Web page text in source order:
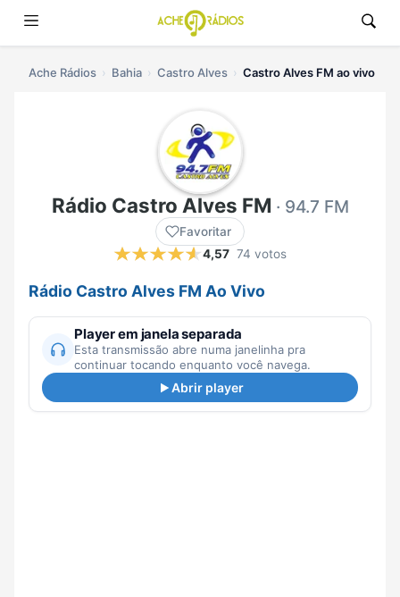
Ache Rádios Bahia Castro Alves Castro Alves FM ao vivo
Rádio Castro Alves FM · 94.7 FM
Favoritar
4,57 74 votos
Rádio Castro Alves FM Ao Vivo
Player em janela separada
Esta transmissão abre numa janelinha pra
continuar tocando enquanto você navega.
Abrir player